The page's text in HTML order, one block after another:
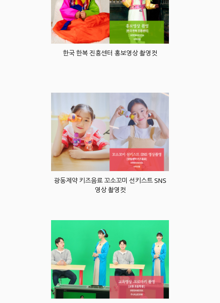
한국 한복 진흥센터 홍보영상 촬영컷
광동제약 키즈음료 꼬소꼬미 선키스트 SNS
영상 촬영컷